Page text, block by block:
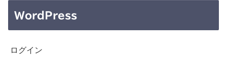
WordPress
ログイン